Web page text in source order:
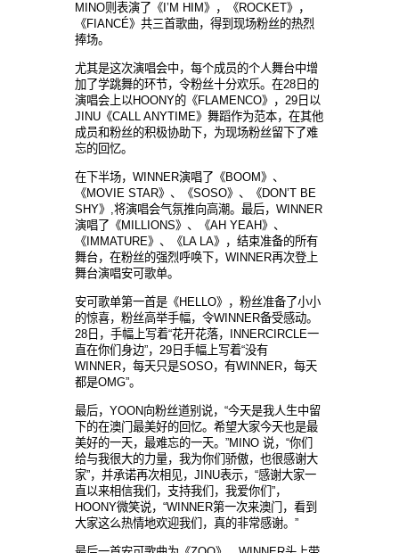
MINO则表演了《 I’M HIM 》，《ROCKET》，
《FIANCÉ》共三首歌曲，得到 现场粉丝的热烈
捧场。
尤其是这次演唱会中，每个成员的个人舞台中增
加了学跳舞的环节，令粉丝十分欢乐。在28 日的
演唱会上以HOONY的《FLAMENCO》， 29 日以
JINU 《CALL ANYTIME》舞蹈作为范本，在其他
成员和粉丝的积极协助下，为现场粉丝留下了难
忘的回忆。
在下半场， WINNER演唱了《BOOM 》、
《MOVIE STAR》、《SOSO》、《DON’T BE
SHY》 ,将演唱会气氛推向高潮。最后， WINNER
演唱了《MILLIONS》、《AH YEAH》、
《 IMMATURE》、《LA LA》， 结束准备的所有
舞台，在粉丝的强烈呼唤下， WINNER再次登上
舞台演唱安可歌单。
安可歌单第一首是《HELLO》，粉丝准备了小小
的惊喜，粉丝高举手幅，令WINNER备受感动。
28 日，手幅上写着“花开花落， INNERCIRCLE一
直在你们身边”， 29 日手幅上写着“没有
WINNER，每天只是SOSO，有WINNER，每天
都是OMG”。
最后， YOON向粉丝道别说， “今天是我人生中留
下的在澳门最美好的回忆。希望大家今天也是最
美好的一天，最难忘的一天。 ”MINO 说， “你们
给与我很大的力量，我为你们骄傲，也很感谢大
家”， 并承诺再次相见， JINU表示， “感谢大家一
直以来相信我们，支持我们，我爱你们 ”，
HOONY微笑说， “WINNER第一次来澳门，看到
大家这么热情地欢迎我们，真的非常感谢。 ”